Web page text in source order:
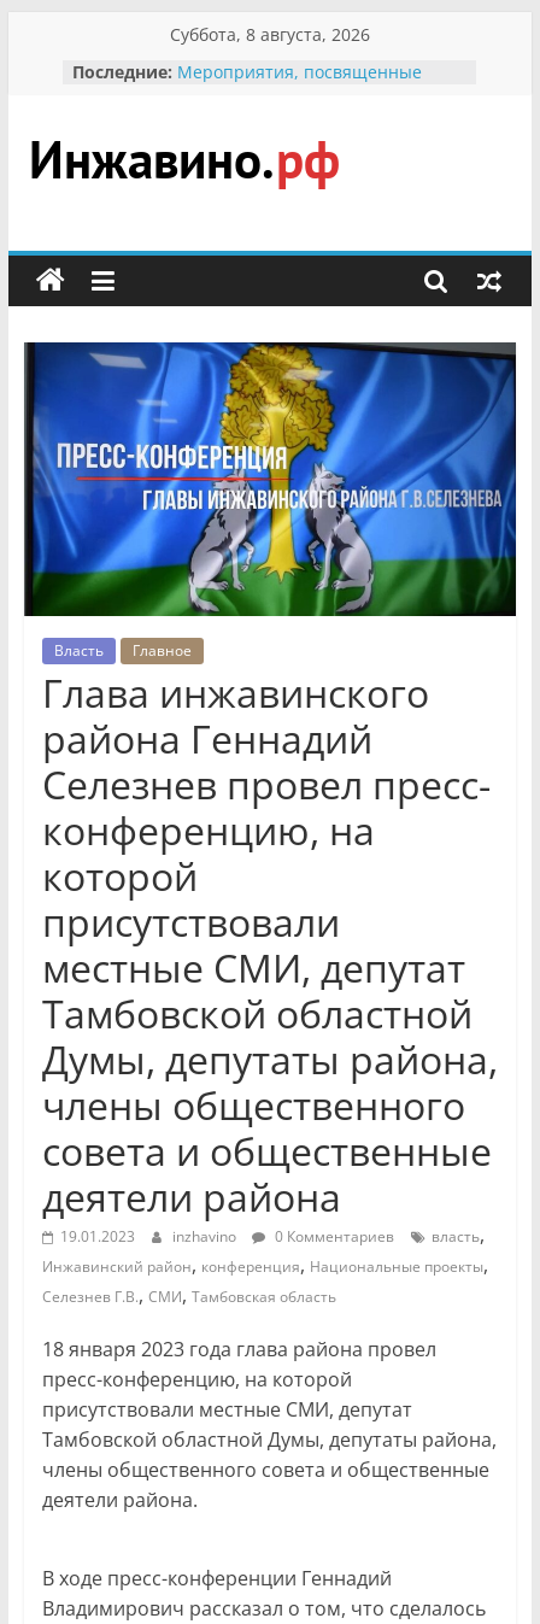
содержимому
Суббота, 8 августа, 2026
Последние: Мероприятия, посвященные
гражданин Инжавинского округа»
участнице Великой
Отечественной, фронтовичке
Безопасность в сети Интернет
мероприятии «Сохраним
первоцветы!»
В вольере Воронинского
заповедника родились крапчатые
суслики
Инжавино.рф
сельский
портал
Власть Главное
Глава инжавинского
района Геннадий
Селезнев провел пресс-
конференцию, на
которой
присутствовали
местные СМИ, депутат
Тамбовской областной
Думы, депутаты района,
члены общественного
совета и общественные
деятели района
19.01.2023 inzhavino 0 Комментариев власть,
Инжавинский район, конференция, Национальные проекты,
Селезнев Г.В., СМИ, Тамбовская область
18 января 2023 года глава района провел
пресс-конференцию, на которой
присутствовали местные СМИ, депутат
Тамбовской областной Думы, депутаты района,
члены общественного совета и общественные
деятели района.
В ходе пресс-конференции Геннадий
Владимирович рассказал о том, что сделалось